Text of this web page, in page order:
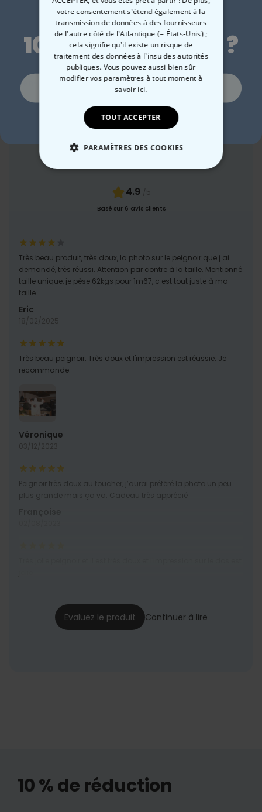
Bien-être Plein air Coquin
Commentaires des clients
4.9 /5
Basé sur 6 avis clients
Très beau produit, très doux, la photo sur le peignoir que j ai
demandé, très réussi. Attention par contre à la taille. Mentionné
taille unique, je pèse 62kgs pour 1m67, c est tout juste à ma
taille.
Eric
18/02/2025
Très beau peignoir. Très doux et l'impression est réussie. Je
recommande.
Véronique
03/12/2023
Peignoir très doux au toucher, j’aurai préféré la photo un peu
plus grande mais ça va. Cadeau très apprécié
Evaluez le produit Continuer à lire
10 % de réduction
votre consentement s'étend également à la
transmission de données à des fournisseurs
de l'autre côté de l'Atlantique (= États-Unis) ;
cela signifie qu'il existe un risque de
traitement des données à l'insu des autorités
publiques. Vous pouvez aussi bien sûr
modifier vos paramètres à tout momentà
savoir ici.
TOUT ACCEPTER
PARAMÈTRES DES COOKIES
PERFORMANCE
NON CLASSÉ
Envie de
10 % de réduction ?
Oui, volontiers !
Non merci, je n'aime pas les réductions